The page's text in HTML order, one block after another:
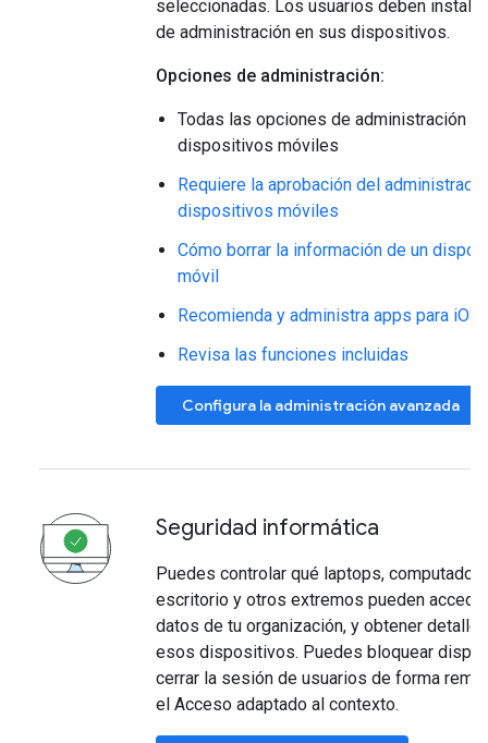
seleccionadas. Los usuarios deben instalar
de administración en sus dispositivos.
Opciones de administración:
Todas las opciones de administración
dispositivos móviles
Requiere la aprobación del
dispositivos móviles
Cómo borrar la información de un
móvil
Recomienda y administra apps para iOS
Revisa las funciones incluidas
Configura la administración avanzada
Seguridad informática
Puedes controlar qué laptops,
escritorio y otros extremos pueden
datos de tu organización, y obtener
esos dispositivos. Puedes bloquear
cerrar la sesión de usuarios de forma
el Acceso adaptado al contexto.